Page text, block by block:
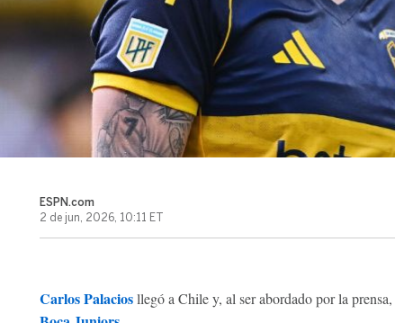
ESPN.com
2 de jun, 2026, 10:11 ET
Carlos Palaciosllegó a Chile y, al ser abordado por la prensa,